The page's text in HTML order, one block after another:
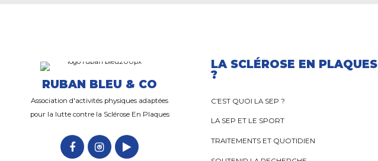
RUBAN BLEU & CO
Association d'activités physiques adaptées
pour la lutte contre la Sclérose En Plaques
LA SCLÉROSE EN PLAQUES
?
C’EST QUOI LA SEP ?
LA SEP ET LE SPORT
TRAITEMENTS ET QUOTIDIEN